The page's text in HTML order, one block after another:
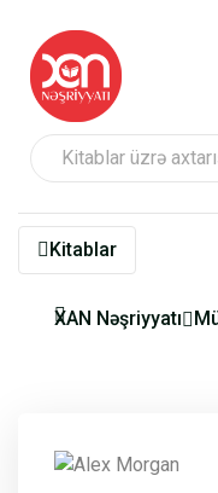
Kitablar
XAN Nəşriyyatı